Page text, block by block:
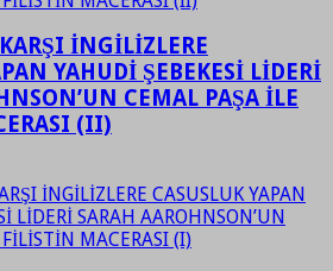
İNGİLİZLERE
YAHUDİ ŞEBEKESİ LİDERİ
CEMAL PAŞA İLE
(II)